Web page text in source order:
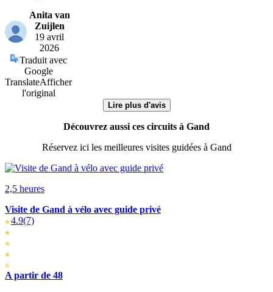
Anita van
Zuijlen
19 avril
2026
Traduit avec
Google
TranslateAfficher
l'original
Lire plus d'avis
Découvrez aussi ces circuits à Gand
Réservez ici les meilleures visites guidées à Gand
2,5 heures
Visite de Gand à vélo avec guide privé
4.9(7)
A partir de 48